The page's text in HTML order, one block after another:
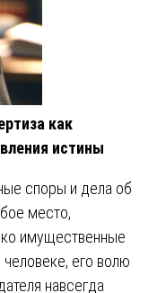
как
истины
споры и дела об
место,
имущественные
его волю
навсегда